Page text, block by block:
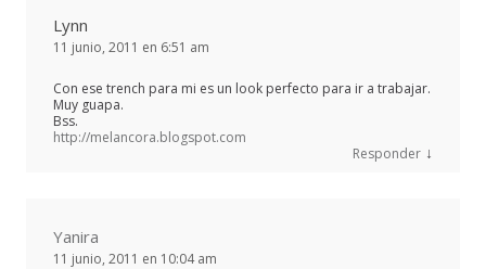
Lynn
11 junio, 2011 en 6:51 am
Con ese trench para mi es un look perfecto para ir a trabajar.
Muy guapa.
Bss.
http://melancora.blogspot.com
Responder ↓
Yanira
11 junio, 2011 en 10:04 am